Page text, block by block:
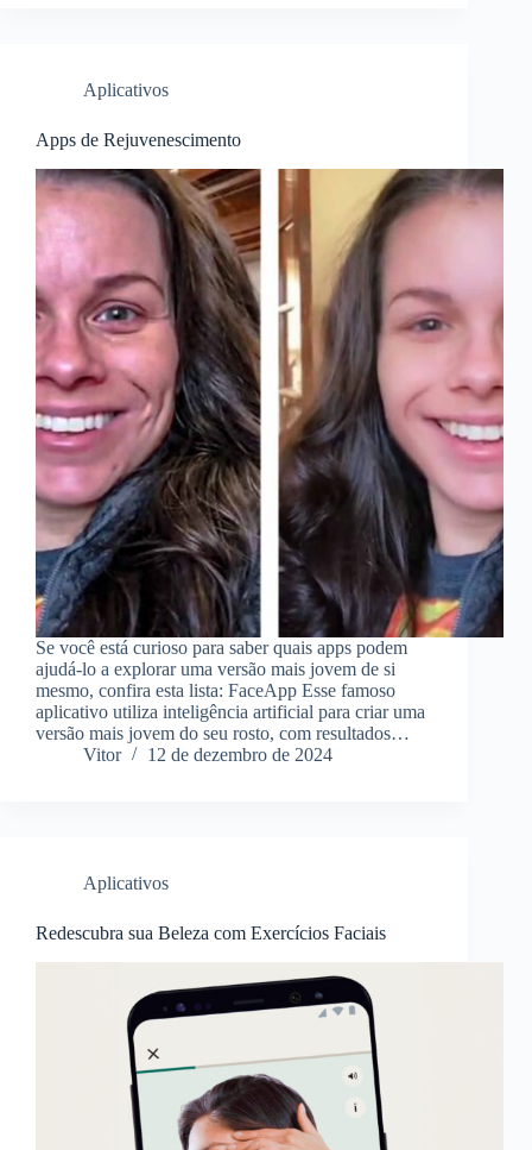
Aplicativos
Apps de Rejuvenescimento
Se você está curioso para saber quais apps podem
ajudá-lo a explorar uma versão mais jovem de si
mesmo, confira esta lista: FaceApp Esse famoso
aplicativo utiliza inteligência artificial para criar uma
versão mais jovem do seu rosto, com resultados…
Vitor
12 de dezembro de 2024
Aplicativos
Redescubra sua Beleza com Exercícios Faciais